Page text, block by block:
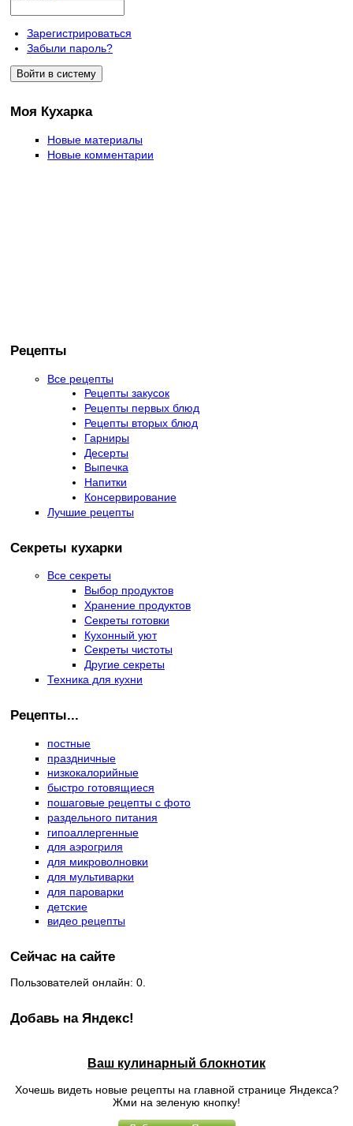
Зарегистрироваться
Забыли пароль?
Моя Кухарка
Новые материалы
Новые комментарии
Рецепты
Все рецепты
Рецепты закусок
Рецепты первых блюд
Рецепты вторых блюд
Гарниры
Десерты
Выпечка
Напитки
Консервирование
Лучшие рецепты
Секреты кухарки
Все секреты
Выбор продуктов
Хранение продуктов
Секреты готовки
Кухонный уют
Секреты чистоты
Другие секреты
Техника для кухни
Рецепты...
постные
праздничные
низкокалорийные
быстро готовящиеся
пошаговые рецепты с фото
раздельного питания
гипоаллергенные
для аэрогриля
для микроволновки
для мультиварки
для пароварки
детские
видео рецепты
Сейчас на сайте
Пользователей онлайн: 0.
Добавь на Яндекс!
Ваш кулинарный блокнотик
Хочешь видеть новые рецепты на главной странице Яндекса?
Жми на зеленую кнопку!